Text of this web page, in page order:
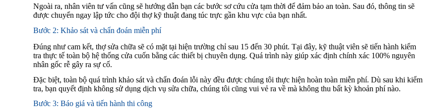
Ngoài ra, nhân viên tư vấn cũng sẽ hướng dẫn bạn các bước sơ cứu cửa tạm thời để đảm bảo an toàn. Sau đó, thông tin sẽ
được chuyển ngay lập tức cho đội thợ kỹ thuật đang túc trực gần khu vực của bạn nhất.
Bước 2: Khảo sát và chẩn đoán miễn phí
Đúng như cam kết, thợ sửa chữa sẽ có mặt tại hiện trường chỉ sau 15 đến 30 phút. Tại đây, kỹ thuật viên sẽ tiến hành kiểm
tra thực tế toàn bộ hệ thống cửa cuốn bằng các thiết bị chuyên dụng. Quá trình này giúp xác định chính xác 100% nguyên
nhân gốc rễ gây ra sự cố.
Đặc biệt, toàn bộ quá trình khảo sát và chẩn đoán lỗi này đều được chúng tôi thực hiện hoàn toàn miễn phí. Dù sau khi kiểm
tra, bạn quyết định không sử dụng dịch vụ sửa chữa, chúng tôi cũng vui vẻ ra về mà không thu bất kỳ khoản phí nào.
Bước 3: Báo giá và tiến hành thi công